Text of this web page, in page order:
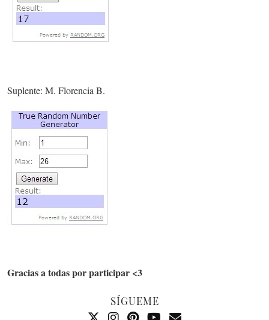
Suplente: M. Florencia B.
Gracias a todas por participar <3
SÍGUEME